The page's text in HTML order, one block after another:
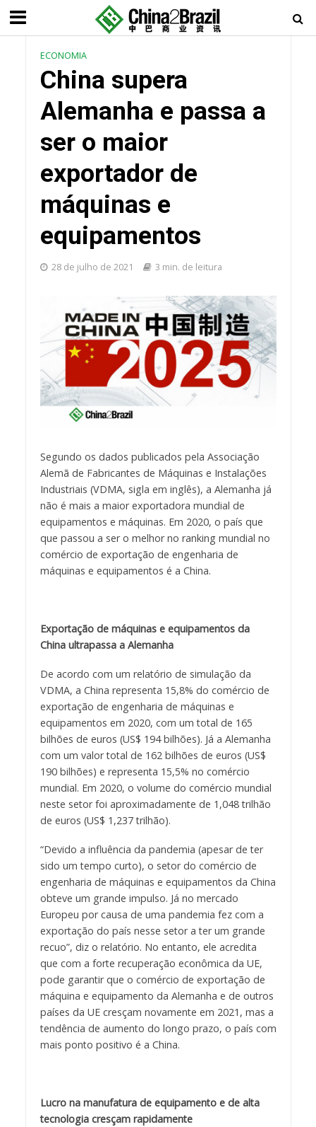
ECONOMIA
China supera
Alemanha e passa a
ser o maior
exportador de
máquinas e
equipamentos
28 de julho de 2021 3 min. de leitura
Segundo os dados publicados pela Associação
Alemã de Fabricantes de Máquinas e Instalações
Industriais (VDMA, sigla em inglês), a Alemanha já
não é mais a maior exportadora mundial de
equipamentos e máquinas. Em 2020, o país que
que passou a ser o melhor no ranking mundial no
comércio de exportação de engenharia de
máquinas e equipamentos é a China.
Exportação de máquinas e equipamentos da
China ultrapassa a Alemanha
De acordo com um relatório de simulação da
VDMA, a China representa 15,8% do comércio de
exportação de engenharia de máquinas e
equipamentos em 2020, com um total de 165
bilhões de euros (US$ 194 bilhões). Já a Alemanha
com um valor total de 162 bilhões de euros (US$
190 bilhões) e representa 15,5% no comércio
mundial. Em 2020, o volume do comércio mundial
neste setor foi aproximadamente de 1,048 trilhão
de euros (US$ 1,237 trilhão).
“Devido a influência da pandemia (apesar de ter
sido um tempo curto), o setor do comércio de
engenharia de máquinas e equipamentos da China
obteve um grande impulso. Já no mercado
Europeu por causa de uma pandemia fez com a
exportação do país nesse setor a ter um grande
recuo”, diz o relatório. No entanto, ele acredita
que com a forte recuperação econômica da UE,
pode garantir que o comércio de exportação de
máquina e equipamento da Alemanha e de outros
países da UE cresçam novamente em 2021, mas a
tendência de aumento do longo prazo, o país com
mais ponto positivo é a China.
Lucro na manufatura de equipamento e de alta
tecnologia cresçam rapidamente